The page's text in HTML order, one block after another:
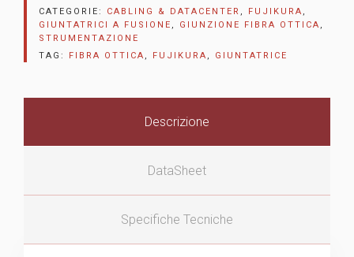
CATEGORIE: CABLING & DATACENTER , FUJIKURA ,
GIUNTATRICI A FUSIONE , GIUNZIONE FIBRA OTTICA ,
STRUMENTAZIONE
TAG: FIBRA OTTICA , FUJIKURA , GIUNTATRICE
Descrizione
DataSheet
Specifiche Tecniche